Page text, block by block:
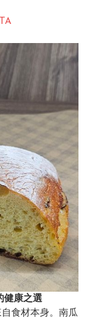
健康之選
食材本身。南瓜